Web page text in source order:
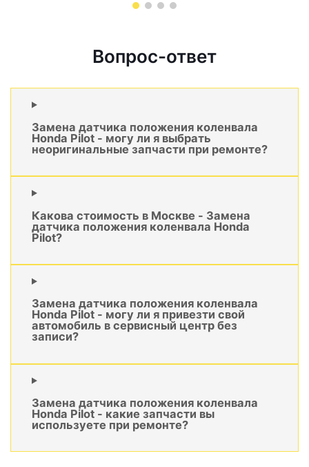
Вопрос-ответ
Замена датчика положения коленвала
Honda Pilot - могу ли я выбрать
неоригинальные запчасти при ремонте?
Какова стоимость в Москве - Замена
датчика положения коленвала Honda
Pilot?
Замена датчика положения коленвала
Honda Pilot - могу ли я привезти свой
автомобиль в сервисный центр без
записи?
Замена датчика положения коленвала
Honda Pilot - какие запчасти вы
используете при ремонте?